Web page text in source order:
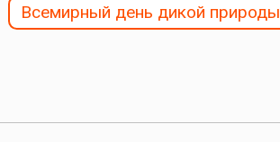
Всемирный день дикой природы